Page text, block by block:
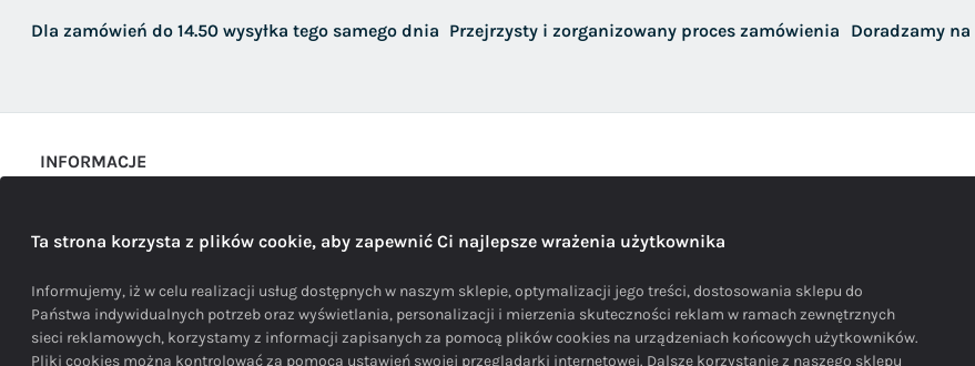
Dla zamówień do 14.50 wysyłka tego samego dnia Przejrzysty i zorganizowany proces zamówienia Doradzamy
INFORMACJE
Polityka prywatności
Ta strona korzysta z plików cookie, aby zapewnić Ci najlepsze wrażenia użytkownika
Informujemy, iż w celu realizacji usług dostępnych w naszym sklepie, optymalizacji jego treści, dostosowania sklepu do
Państwa indywidualnych potrzeb oraz wyświetlania, personalizacji i mierzenia skuteczności reklam w ramach zewnętrznych
sieci reklamowych, korzystamy z informacji zapisanych za pomocą plików cookies na urządzeniach końcowych użytkowników.
Pliki cookies można kontrolować za pomocą ustawień swojej przeglądarki internetowej. Dalsze korzystanie z naszego sklepu